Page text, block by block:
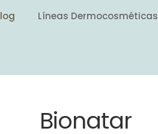
Líneas Dermocosméticas
Bionatar